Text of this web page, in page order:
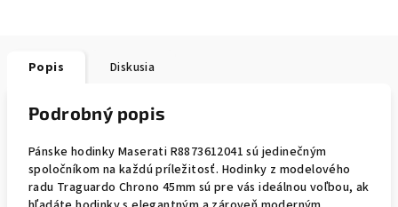
Popis Diskusia
Podrobný popis
Pánske hodinky Maserati R8873612041 sú jedinečným
spoločníkom na každú príležitosť. Hodinky z modelového
radu Traguardo Chrono 45mm sú pre vás ideálnou voľbou, ak